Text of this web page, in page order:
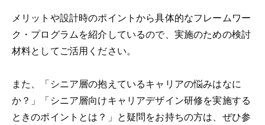
メリットや設計時のポイントから具体的なフレームワー
ク・プログラムを紹介しているので、実施のための検討
材料としてご活用ください。
また、「シニア層の抱えているキャリアの悩みはなに
か？」「シニア層向けキャリアデザイン研修を実施する
ときのポイントとは？」と疑問をお持ちの方は、ぜひ参